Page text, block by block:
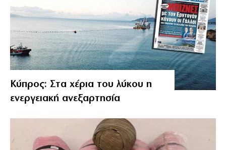
Κύπρος: Στα χέρια του λύκου η
ενεργειακή ανεξαρτησία